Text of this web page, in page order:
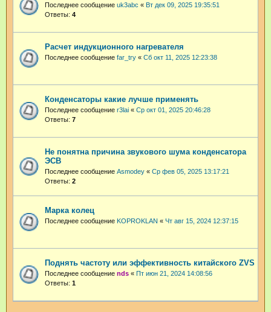
Последнее сообщение uk3abc « Вт дек 09, 2025 19:35:51
Ответы: 4
Расчет индукционного нагревателя
Последнее сообщение far_try « Сб окт 11, 2025 12:23:38
Конденсаторы какие лучше применять
Последнее сообщение r3lai « Ср окт 01, 2025 20:46:28
Ответы: 7
Не понятна причина звукового шума конденсатора
ЭСВ
Последнее сообщение Asmodey « Ср фев 05, 2025 13:17:21
Ответы: 2
Марка колец
Последнее сообщение KOPROKLAN « Чт авг 15, 2024 12:37:15
Поднять частоту или эффективность китайского ZVS
Последнее сообщение nds « Пт июн 21, 2024 14:08:56
Ответы: 1